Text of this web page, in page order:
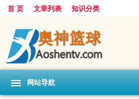
首 页 文章列表 知识分类
网站导航